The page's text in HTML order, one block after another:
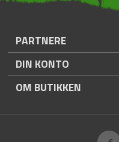
PARTNERE
DIN KONTO
OM BUTIKKEN